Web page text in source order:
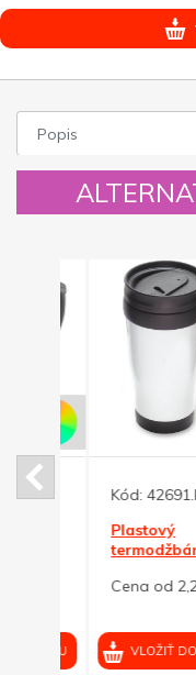
Popis
Kód:42691.B
Plastový
termodžbánik
Cena od 2,292
VLOŽIŤ DO